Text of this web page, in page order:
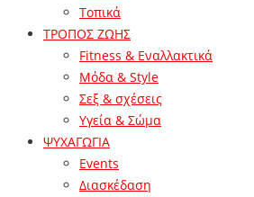
Τοπικά
ΤΡΟΠΟΣ ΖΩΗΣ
Fitness & Εναλλακτικά
Μόδα & Style
Σεξ & σχέσεις
Υγεία & Σώμα
ΨΥΧΑΓΩΓΙΑ
Events
Διασκέδαση